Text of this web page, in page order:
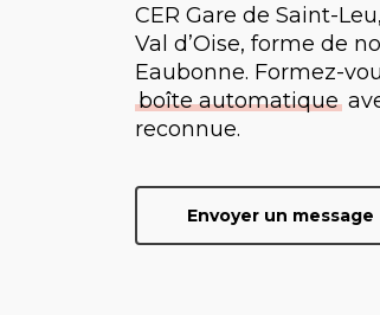
CER Gare de Saint-
Val d’Oise, forme de
Eaubonne. Formez-
boîte automatique
reconnue.
Envoyer un message